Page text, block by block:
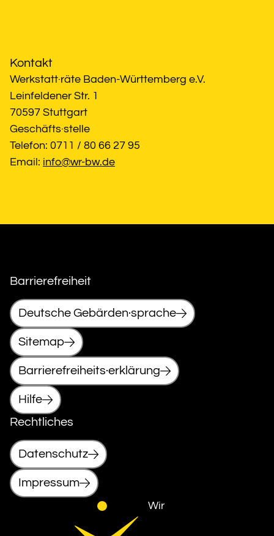
Kontakt
Werkstatt·räte Baden-Württemberg e.V.
Leinfeldener Str. 1
70597 Stuttgart
Geschäfts·stelle
Telefon: 0711 / 80 66 27 95
Email: info@wr-bw.de
Barrierefreiheit
Deutsche Gebärden·sprache
Sitemap
Barrierefreiheits·erklärung
Hilfe
Rechtliches
Datenschutz
Impressum
Wir